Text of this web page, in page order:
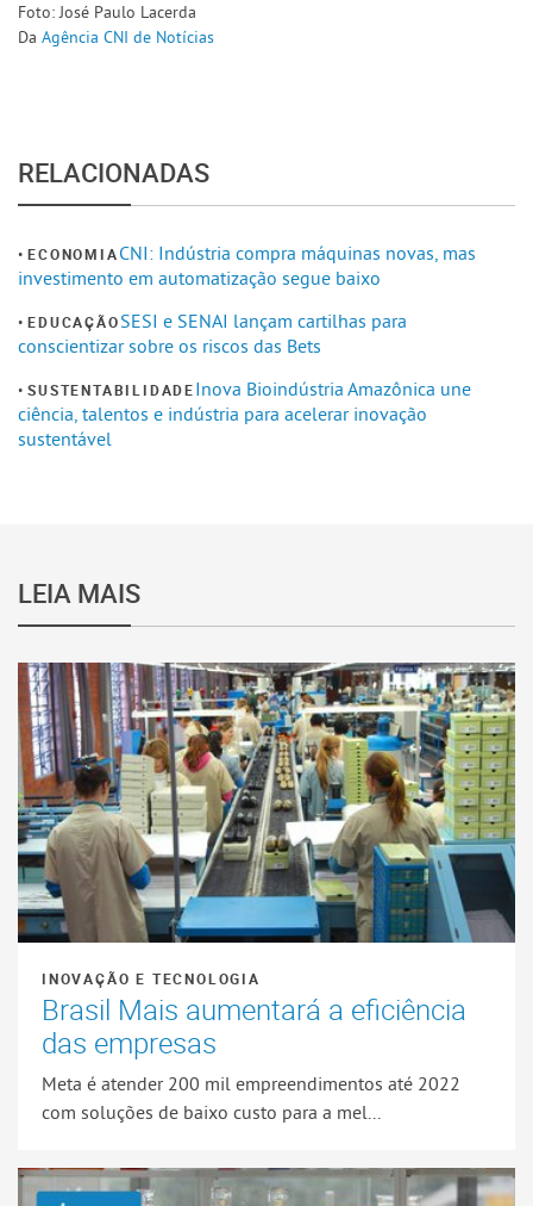
Foto: José Paulo Lacerda
Da Agência CNI de Notícias
RELACIONADAS
ECONOMIACNI: Indústria compra máquinas novas, mas
investimento em automatização segue baixo
EDUCAÇÃOSESI e SENAI lançam cartilhas para
conscientizar sobre os riscos das Bets
SUSTENTABILIDADEInova Bioindústria Amazônica une
ciência, talentos e indústria para acelerar inovação
sustentável
LEIA MAIS
INOVAÇÃO E TECNOLOGIA
Brasil Mais aumentará a eficiência
das empresas
Meta é atender 200 mil empreendimentos até 2022
com soluções de baixo custo para a mel...